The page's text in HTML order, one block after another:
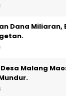
Dana Miliaran,
Malang